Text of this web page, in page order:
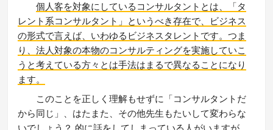
個人客を対象にしているコンサルタントとは、「タ
レント系コンサルタント」というべき存在で、ビジネス
の形式で言えば、いわゆるビジネスタレントです。つま
り、法人対象の本物のコンサルティングを実施していこ
うと考えている方々とは手法はまるで異なることになり
ます。
このことを正しく理解もせずに「コンサルタントだ
から同じ」、はたまた、その他先生もたいして変わらな
いでしょう？ 的に話をしてしまっている人がいますが、